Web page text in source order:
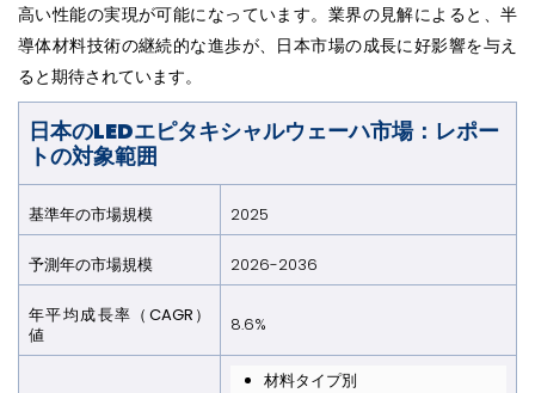
高い性能の実現が可能になっています。業界の見解によると、半
導体材料技術の継続的な進歩が、日本市場の成長に好影響を与え
ると期待されています。
日本のLEDエピタキシャルウェーハ市場：レポー
トの対象範囲
基準年の市場規模 2025
予測年の市場規模 2026-2036
年平均成長率（CAGR）
値
8.6%
材料タイプ別